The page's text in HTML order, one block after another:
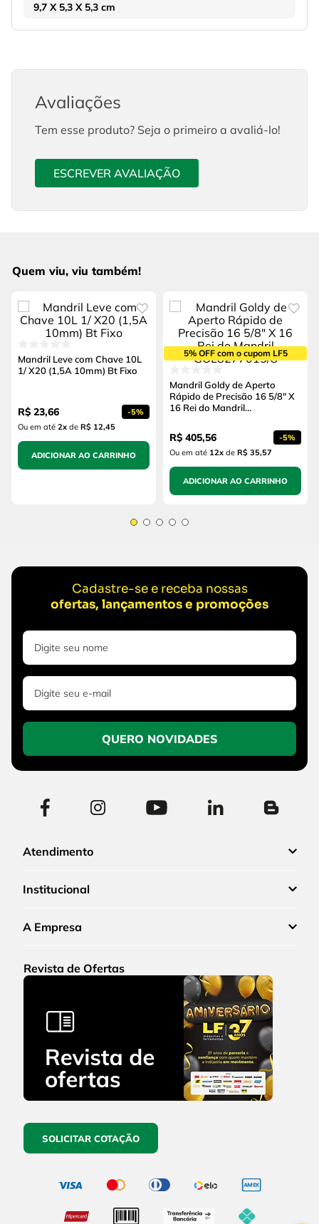
9,7 X 5,3 X 5,3 cm
Avaliações
Tem esse produto? Seja o primeiro a avaliá-lo!
ESCREVER AVALIAÇÃO
Quem viu, viu também!
Mandril Leve com Chave 10L
1/ X20 (1,5A 10mm) Bt Fixo
R$ 23,66 -5%
Ou em até 2x de R$ 12,45
ADICIONAR AO CARRINHO
5% OFF com o cupom LF5
Mandril Goldy de Aperto
Rápido de Precisão 16 5/8" X
16 Rei do Mandril
R$ 405,56 -5%
Ou em até 12x de R$ 35,57
ADICIONAR AO CARRINHO
Cadastre-se e receba nossas
ofertas, lançamentos e promoções
QUERO NOVIDADES
Atendimento
Institucional
A Empresa
Revista de Ofertas
SOLICITAR COTAÇÃO